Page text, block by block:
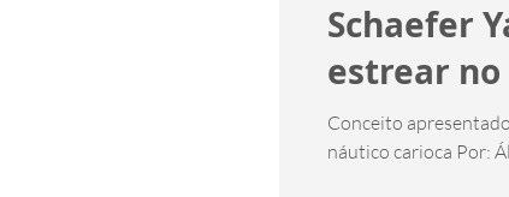
Schaefer
estrear no
Conceito
náutico carioca Por: